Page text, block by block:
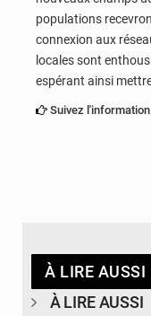
populations
connexion aux
locales sont
espérant ainsi
Suivez
À LIRE AUSSI
À LIRE AUSSI